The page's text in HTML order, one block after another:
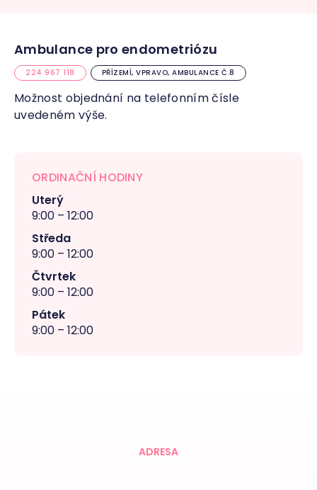
Ambulance pro endometriózu
224 967 118 PŘÍZEMÍ, VPRAVO, AMBULANCE Č.8
Možnost objednání na telefonním čísle
uvedeném výše.
ORDINAČNÍ HODINY
Uterý
9:00 – 12:00
Středa
9:00 – 12:00
Čtvrtek
9:00 – 12:00
Pátek
9:00 – 12:00
ADRESA